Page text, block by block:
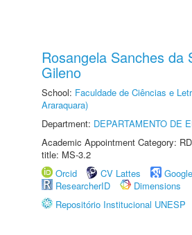
Rosangela Sanches da
Gileno
School: Faculdade de Ciências e
Araraquara)
Department: DEPARTAMENTO DE
Academic Appointment Category:
title: MS-3.2
Orcid
CV Lattes
ResearcherID
Dimensions
Repositório Institucional UNESP